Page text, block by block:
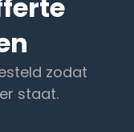
zodat
staat.